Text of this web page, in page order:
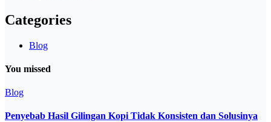
Categories
Blog
You missed
Blog
Penyebab Hasil Gilingan Kopi Tidak Konsisten dan Solusinya